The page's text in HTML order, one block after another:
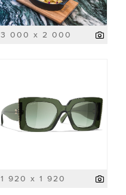
3 000 x 2 000
1 920 x 1 920